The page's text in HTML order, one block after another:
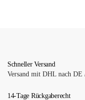
Schneller Versand
Versand mit DHL nach DE
14-Tage Rückgaberecht